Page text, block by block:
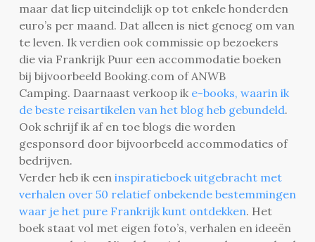
maar dat liep uiteindelijk op tot enkele honderden
euro’s per maand. Dat alleen is niet genoeg om van
te leven. Ik verdien ook commissie op bezoekers
die via Frankrijk Puur een accommodatie boeken
bij bijvoorbeeld Booking.com of ANWB
Camping. Daarnaast verkoop ik e-books, waarin ik
de beste reisartikelen van het blog heb gebundeld.
Ook schrijf ik af en toe blogs die worden
gesponsord door bijvoorbeeld accommodaties of
bedrijven.
Verder heb ik een inspiratieboek uitgebracht met
verhalen over 50 relatief onbekende bestemmingen
waar je het pure Frankrijk kunt ontdekken. Het
boek staat vol met eigen foto’s, verhalen en ideeën